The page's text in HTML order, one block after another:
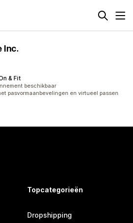
Inc.
& Fit
beschikbaar
pasvormaanbevelingen en virtueel passen
Topcategorieën
Dropshipping